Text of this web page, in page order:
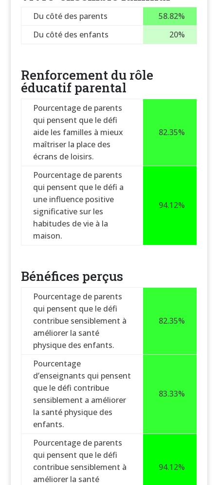
Du côté des parents
58.82%
Du côté des enfants
20%
Renforcement du rôle
éducatif parental
Pourcentage de parents
qui pensent que le défi
aide les familles à mieux
maîtriser la place des
écrans de loisirs.
82.35%
Pourcentage de parents
qui pensent que le défi a
une influence positive
significative sur les
habitudes de vie à la
maison.
94.12%
Bénéfices perçus
Pourcentage de parents
qui pensent que le défi
contribue sensiblement à
améliorer la santé
physique des enfants.
82.35%
Pourcentage
d’enseignants qui pensent
que le défi contribue
sensiblement a améliorer
la santé physique des
enfants.
83.33%
Pourcentage de parents
qui pensent que le défi
contribue sensiblement à
améliorer la santé
94.12%